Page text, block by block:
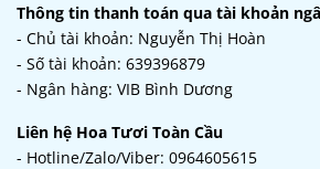
Thông tin thanh toán qua tài khoản
- Chủ tài khoản: Nguyễn Thị Hoàn
- Số tài khoản: 639396879
- Ngân hàng: VIB Bình Dương
Liên hệ Hoa Tươi Toàn Cầu
- Hotline/Zalo/Viber: 0964605615